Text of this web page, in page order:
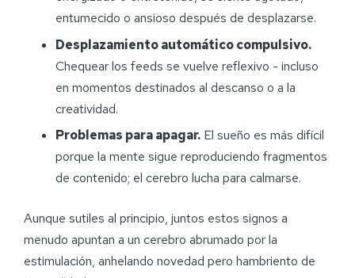
entumecido o ansioso después de desplazarse.
Desplazamiento automático compulsivo.
Chequear los feeds se vuelve reflexivo - incluso
en momentos destinados al descanso o a la
creatividad.
Problemas para apagar. El sueño es más difícil
porque la mente sigue reproduciendo fragmentos
de contenido; el cerebro lucha para calmarse.
Aunque sutiles al principio, juntos estos signos a
menudo apuntan a un cerebro abrumado por la
estimulación, anhelando novedad pero hambriento de